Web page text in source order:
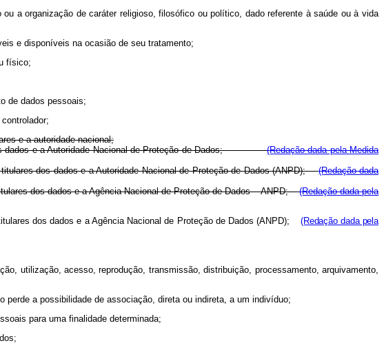
a organização de caráter religioso, filosófico ou político, dado referente à saúde ou à vida
e disponíveis na ocasião de seu tratamento;
físico;
de dados pessoais;
e a autoridade nacional;
dos dados e a Autoridade Nacional de Proteção de Dados;(Redação dada pela Medida
dos dados e a Autoridade Nacional de Proteção de Dados (ANPD);(Redação dada
dos dados e a Agência Nacional de Proteção de Dados – ANPD;(Redação dada pela
dos dados e a Agência Nacional de Proteção de Dados(ANPD); (Redação dada pela
utilização, acesso, reprodução, transmissão, distribuição, processamento, arquivamento,
a possibilidade de associação, direta ou indireta, a um indivíduo;
para uma finalidade determinada;